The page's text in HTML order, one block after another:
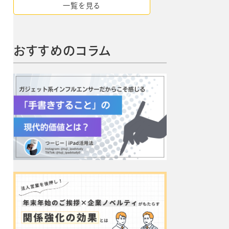
一覧を見る
おすすめのコラム